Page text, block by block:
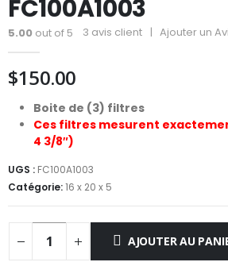
FC100A1003
5.00 out of 5 3 avis client | Ajouter un
$150.00
Boite de (3) filtres
Ces filtres mesurent exactement
4 3/8″)
UGS : FC100A1003
Catégorie:16 x 20 x 5
AJOUTER AU